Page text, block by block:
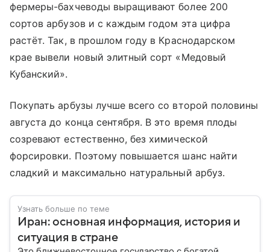
фермеры-бахчеводы выращивают более 200
сортов арбузов и с каждым годом эта цифра
растёт. Так, в прошлом году в Краснодарском
крае вывели новый элитный сорт «Медовый
Кубанский».
Покупать арбузы лучше всего со второй половины
августа до конца сентября. В это время плоды
созревают естественно, без химической
форсировки. Поэтому повышается шанс найти
сладкий и максимально натуральный арбуз.
Узнать больше по теме
Иран: основная информация, история и
ситуация в стране